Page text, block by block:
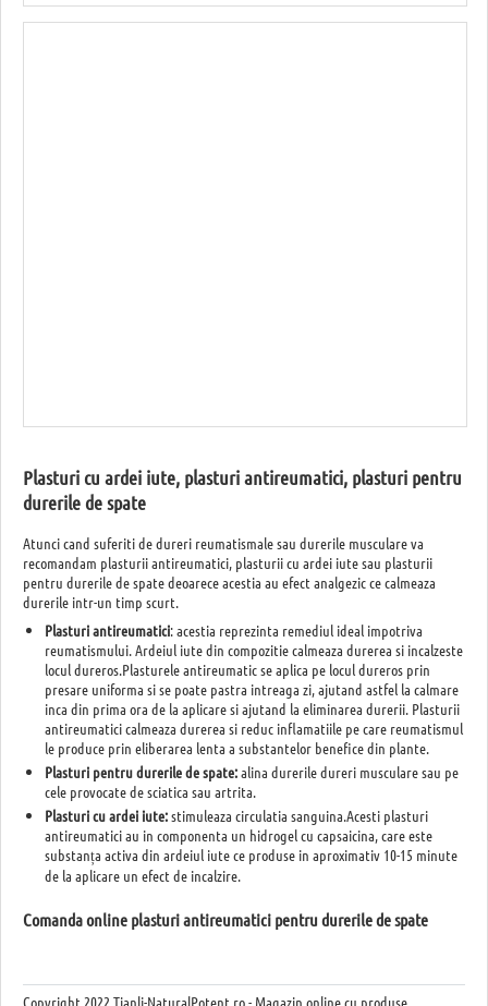
Plasturi cu ardei iute, plasturi antireumatici, plasturi pentru
durerile de spate
Atunci cand suferiti de dureri reumatismale sau durerile musculare va
recomandam plasturii antireumatici, plasturii cu ardei iute sau plasturii
pentru durerile de spate deoarece acestia au efect analgezic ce calmeaza
durerile intr-un timp scurt.
Plasturi antireumatici: acestia reprezinta remediul ideal impotriva
reumatismului. Ardeiul iute din compozitie calmeaza durerea si incalzeste
locul dureros.Plasturele antireumatic se aplica pe locul dureros prin
presare uniforma si se poate pastra intreaga zi, ajutand astfel la calmare
inca din prima ora de la aplicare si ajutand la eliminarea durerii. Plasturii
antireumatici calmeaza durerea si reduc inflamatiile pe care reumatismul
le produce prin eliberarea lenta a substantelor benefice din plante.
Plasturi pentru durerile de spate:alina durerile dureri musculare sau pe
cele provocate de sciatica sau artrita.
Plasturi cu ardei iute:stimuleaza circulatia sanguina.Acesti plasturi
antireumatici au in componenta un hidrogel cu capsaicina, care este
substanța activa din ardeiul iute ce produse in aproximativ 10-15 minute
de la aplicare un efect de incalzire.
Comanda online plasturi antireumatici pentru durerile de spate
Copyright 2022 Tianli-NaturalPotent.ro - Magazin online cu produse,